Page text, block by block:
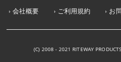
会社概要 ご利用規約 お
(C) 2008 - 2021 RITEWAY